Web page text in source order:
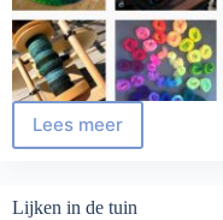
Lees meer
Tour
de
update
Lijken in de tuin